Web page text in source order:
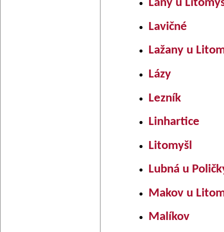
Lány u
Lavičné
Lažany u
Lázy
Lezník
Linhartice
Litomyšl
Lubná u
Makov u
Malíkov